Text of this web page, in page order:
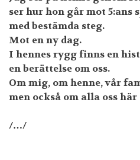
ser hur hon går mot 5:ans
med bestämda steg.
Mot en ny dag.
I hennes rygg finns en
en berättelse om oss.
Om mig, om henne, vår
men också om alla oss här
/…/